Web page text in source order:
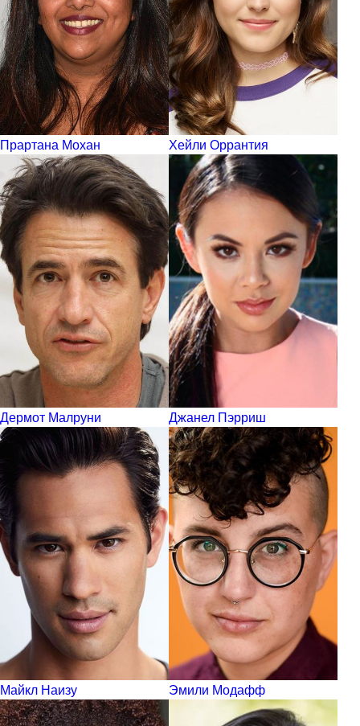
Прартана Мохан Хейли Оррантия
Дермот Малруни Джанел Пэрриш
Майкл Наизу Эмили Модафф